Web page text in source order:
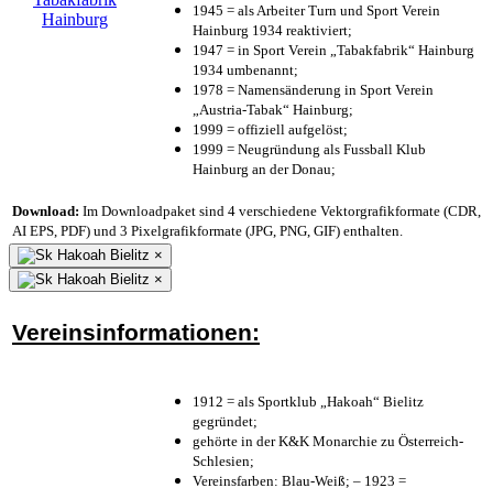
1945 = als Arbeiter Turn und Sport Verein
Hainburg 1934 reaktiviert;
1947 = in Sport Verein „Tabakfabrik“ Hainburg
1934 umbenannt;
1978 = Namensänderung in Sport Verein
„Austria-Tabak“ Hainburg;
1999 = offiziell aufgelöst;
1999 = Neugründung als Fussball Klub
Hainburg an der Donau;
Download: Im Downloadpaket sind 4 verschiedene Vektorgrafikformate (CDR,
AI EPS, PDF) und 3 Pixelgrafikformate (JPG, PNG, GIF) enthalten.
×
×
Vereinsinformationen:
1912 = als Sportklub „Hakoah“ Bielitz
gegründet;
gehörte in der K&K Monarchie zu Österreich-
Schlesien;
Vereinsfarben: Blau-Weiß; – 1923 =